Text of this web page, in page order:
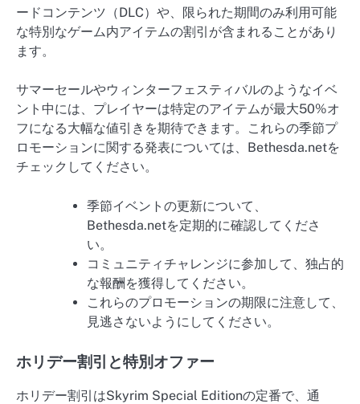
ードコンテンツ（DLC）や、限られた期間のみ利用可能
な特別なゲーム内アイテムの割引が含まれることがあり
ます。
サマーセールやウィンターフェスティバルのようなイベ
ント中には、プレイヤーは特定のアイテムが最大50%オ
フになる大幅な値引きを期待できます。これらの季節プ
ロモーションに関する発表については、Bethesda.netを
チェックしてください。
季節イベントの更新について、
Bethesda.netを定期的に確認してくださ
い。
コミュニティチャレンジに参加して、独占的
な報酬を獲得してください。
これらのプロモーションの期限に注意して、
見逃さないようにしてください。
ホリデー割引と特別オファー
ホリデー割引はSkyrim Special Editionの定番で、通